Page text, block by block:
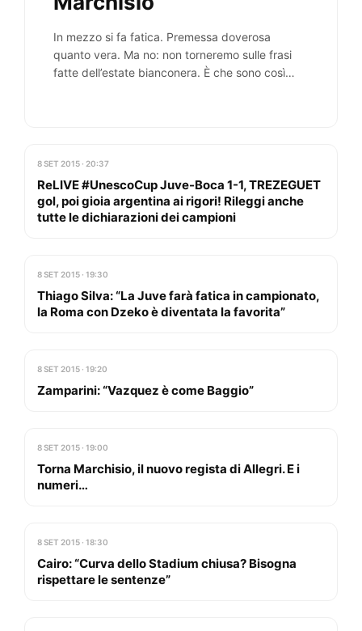
In mezzo si fa fatica. Premessa doverosa
quanto vera. Ma no: non torneremo sulle frasi
fatte dell’estate bianconera. È che sono così…
8 SET 2015 · 20:37
ReLIVE #UnescoCup Juve-Boca 1-1, TREZEGUET
gol, poi gioia argentina ai rigori! Rileggi anche
tutte le dichiarazioni dei campioni
8 SET 2015 · 19:30
Thiago Silva: “La Juve farà fatica in campionato,
la Roma con Dzeko è diventata la favorita”
8 SET 2015 · 19:20
Zamparini: “Vazquez è come Baggio”
8 SET 2015 · 19:00
Torna Marchisio, il nuovo regista di Allegri. E i
numeri…
8 SET 2015 · 18:30
Cairo: “Curva dello Stadium chiusa? Bisogna
rispettare le sentenze”